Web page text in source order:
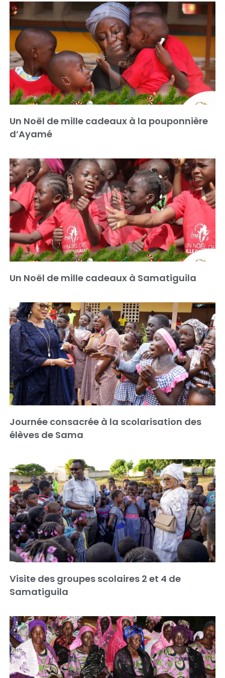
Un Noël de mille cadeaux à la pouponnière
d’Ayamé
Un Noël de mille cadeaux à Samatiguila
Journée consacrée à la scolarisation des
élèves de Sama
Visite des groupes scolaires 2 et 4 de
Samatiguila